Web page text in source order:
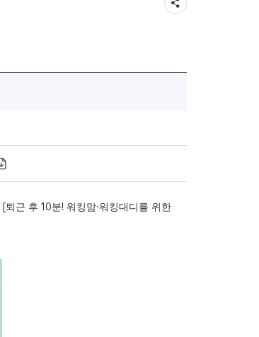
[퇴근 후 10분! 워킹맘·워킹대디를 위한